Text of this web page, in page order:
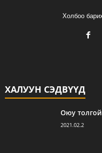
Холбоо
ХАЛУУН СЭДВҮҮД
Оюу толгой
2021.02.2